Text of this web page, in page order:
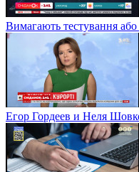
Вимагають тестування
Егор Гордеев и Неля